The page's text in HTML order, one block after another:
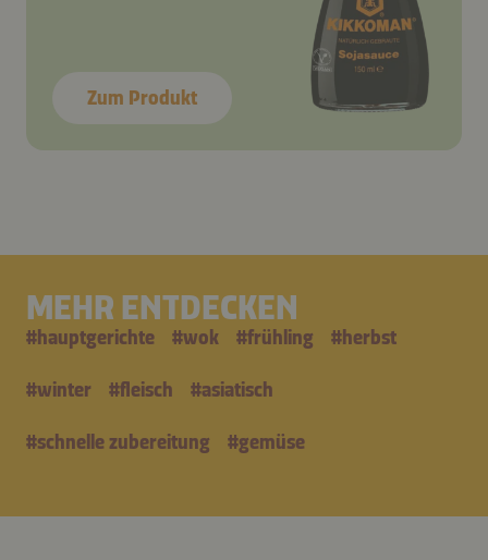
Zum Produkt
MEHR ENTDECKEN
#hauptgerichte #wok #frühling #herbst
#winter #fleisch #asiatisch
#schnelle zubereitung #gemüse